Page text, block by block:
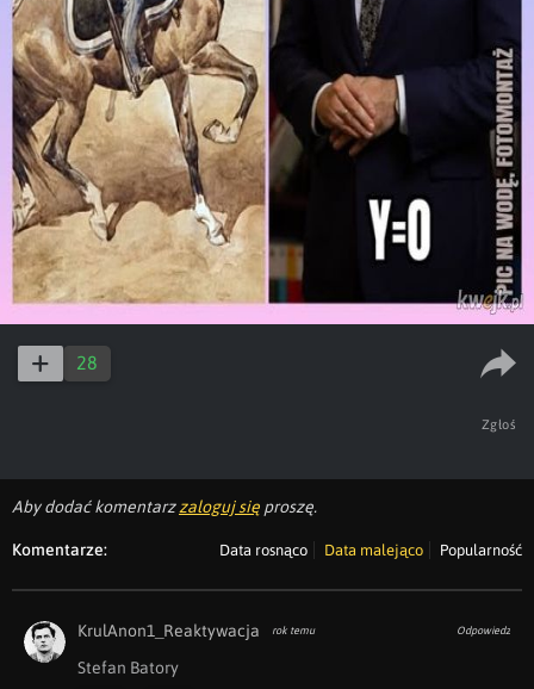
28
Zgłoś
Aby dodać komentarzzaloguj się proszę.
Komentarze: Data rosnąco Data malejąco Popularność
KrulAnon1_Reaktywacja rok temu Odpowiedz
Stefan Batory